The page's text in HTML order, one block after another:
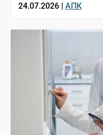
24.07.2026 | АПК